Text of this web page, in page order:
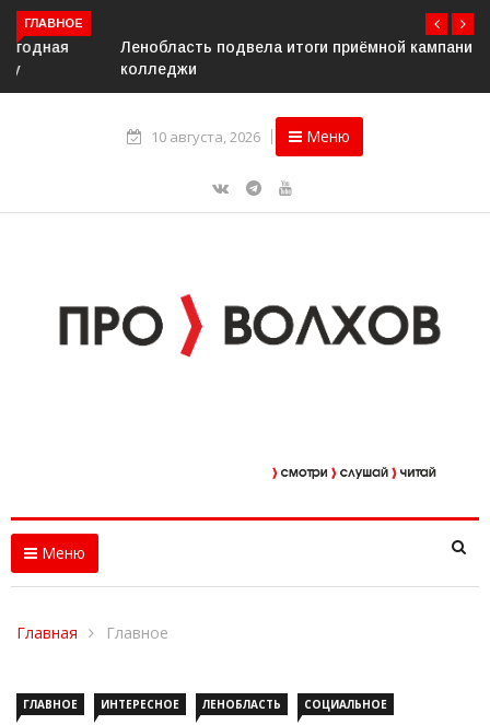
ГЛАВНОЕ
Ленобласть подвела итоги приёмной кампании в вузы и
колледжи
10 августа, 2026 Меню
Меню
Главная Главное
ГЛАВНОЕ ИНТЕРЕСНОЕ ЛЕНОБЛАСТЬ СОЦИАЛЬНОЕ